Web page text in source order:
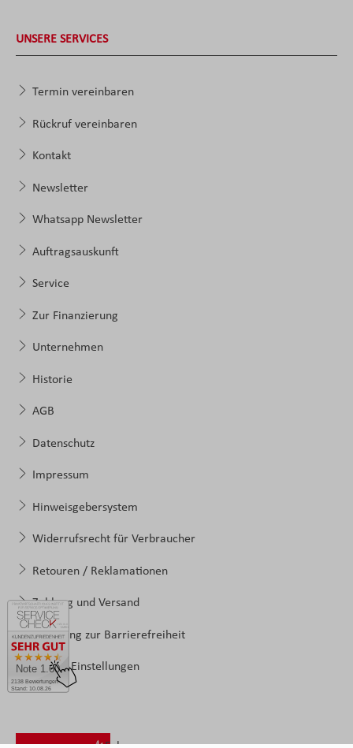
2138 Bewertungen
Stand: 10.08.26
Note 1.60
UNSERE SERVICES
Termin vereinbaren
Rückruf vereinbaren
Kontakt
Newsletter
Whatsapp Newsletter
Auftragsauskunft
Service
Zur Finanzierung
Unternehmen
Historie
AGB
Datenschutz
Impressum
Hinweisgebersystem
Widerrufsrecht für Verbraucher
Retouren / Reklamationen
Zahlung und Versand
Erklärung zur Barrierefreiheit
Cookie-Einstellungen